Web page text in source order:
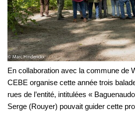
En collaboration avec la commune de
CEBE organise cette année trois
rues de l’entité, intitulées «
Serge (Rouyer) pouvait guider cette